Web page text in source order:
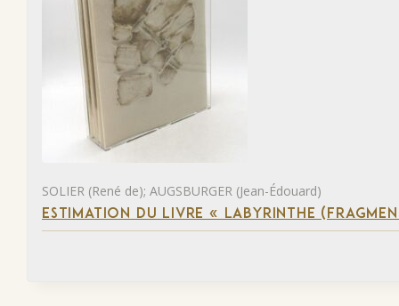
SOLIER (René de); AUGSBURGER (Jean-Édouard)
ESTIMATION DU LIVRE « LABYRINTHE